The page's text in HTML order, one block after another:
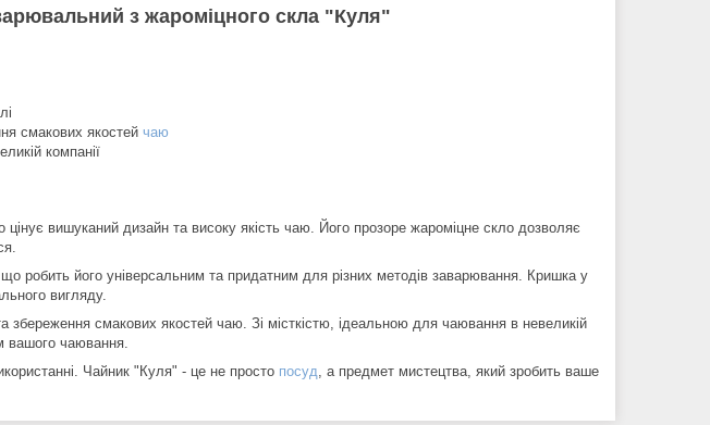
з жароміцного скла "Куля"
смакових якостей чаю
компанії
вишуканий дизайн та високу якість чаю. Його прозоре жароміцне скло дозволяє
робить його універсальним та придатним для різних методів заварювання. Кришка у
вигляду.
збереження смакових якостей чаю. Зі місткістю, ідеальною для чаювання в невеликій
вашого чаювання.
Чайник "Куля" - це не просто посуд , а предмет мистецтва, який зробить ваше